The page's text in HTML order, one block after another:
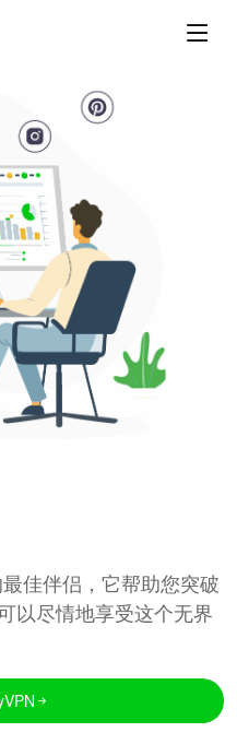
佳伴侣，它帮助您突破
以尽情地享受这个无界